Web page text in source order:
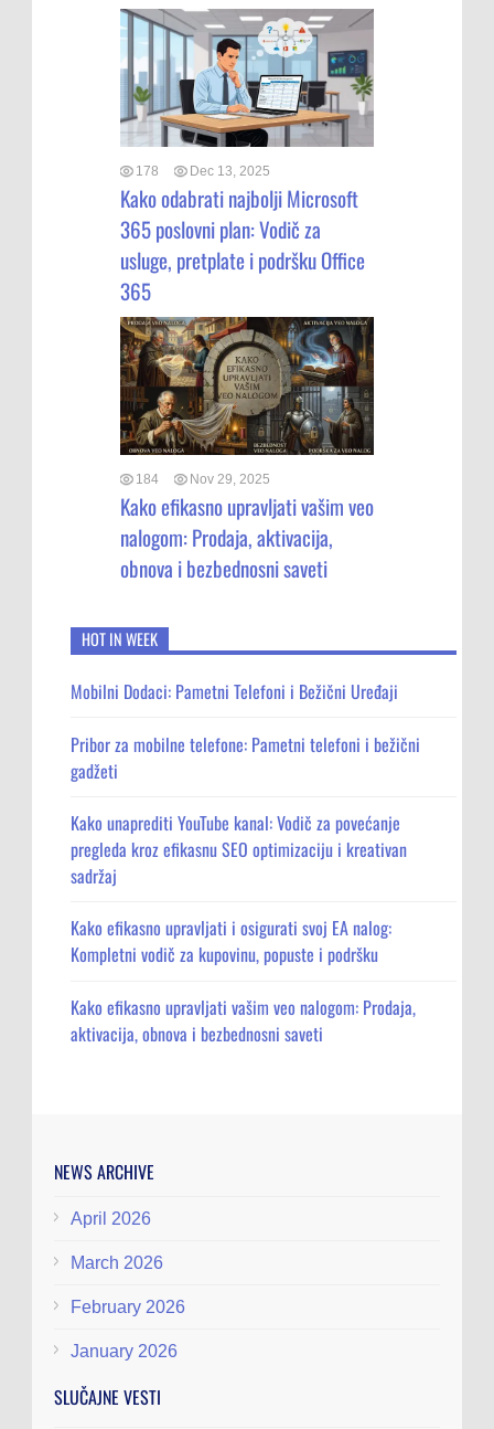
178 Dec 13, 2025
Kako odabrati najbolji Microsoft
365 poslovni plan: Vodič za
usluge, pretplate i podršku Office
365
184 Nov 29, 2025
Kako efikasno upravljati vašim veo
nalogom: Prodaja, aktivacija,
obnova i bezbednosni saveti
HOT IN WEEK
Mobilni Dodaci: Pametni Telefoni i Bežični Uređaji
Pribor za mobilne telefone: Pametni telefoni i bežični
gadžeti
Kako unaprediti YouTube kanal: Vodič za povećanje
pregleda kroz efikasnu SEO optimizaciju i kreativan
sadržaj
Kako efikasno upravljati i osigurati svoj EA nalog:
Kompletni vodič za kupovinu, popuste i podršku
Kako efikasno upravljati vašim veo nalogom: Prodaja,
aktivacija, obnova i bezbednosni saveti
NEWS ARCHIVE
April 2026
March 2026
February 2026
January 2026
SLUČAJNE VESTI